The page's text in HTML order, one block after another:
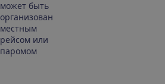
может быть
организован
местным
рейсом или
паромом